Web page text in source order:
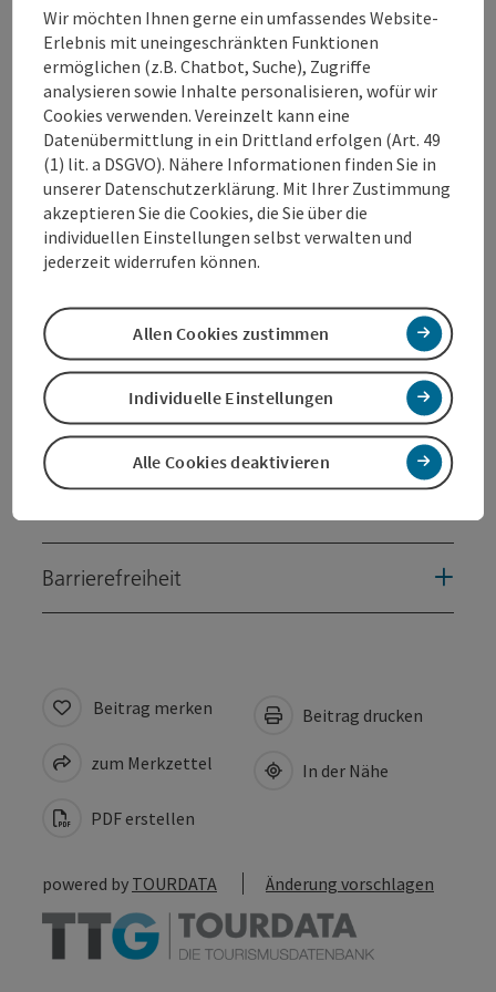
Besuchen Sie uns und erleben Sie, wie wir Ihre
Haarträume wahr werden lassen. Vereinbaren Sie noch
heute einen Termin und lassen Sie sich von unserem
Team verwöhnen!
Kontakt
Anreise/Lage
Preise
Barrierefreiheit
Beitrag merken
zum Merkzettel
PDF erstellen
Beitrag drucken
In der Nähe
powered by TOURDATA Änderung vorschlagen
Wir möchten Ihnen gerne ein umfassendes Website-
Erlebnis mit uneingeschränkten Funktionen
ermöglichen (z.B. Chatbot, Suche), Zugriffe
analysieren sowie Inhalte personalisieren, wofür wir
Cookies verwenden. Vereinzelt kann eine
Datenübermittlung in ein Drittland erfolgen (Art. 49
(1) lit. a DSGVO). Nähere Informationen finden Sie in
unserer Datenschutzerklärung. Mit Ihrer Zustimmung
akzeptieren Sie die Cookies, die Sie über die
individuellen Einstellungen selbst verwalten und
jederzeit widerrufen können.
Alle Cookies deaktivieren
Individuelle Einstellungen
Allen Cookies zustimmen